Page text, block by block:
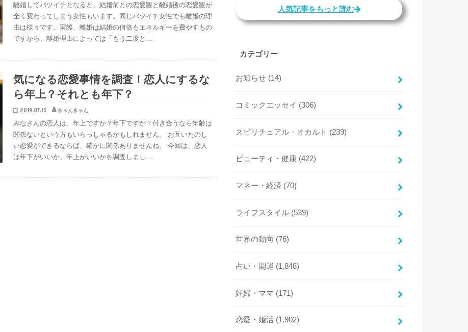
離婚してバツイチとなると、結婚前との恋愛観と離婚後の恋愛観が
全く変わってしまう女性もいます。同じバツイチ女性でも離婚の理
由は様々です。実際、離婚は結婚の何倍もエネルギーを費やすもの
ですから、離婚理由によっては「もう二度と…
気になる恋愛事情を調査！恋人にするな
ら年上？それとも年下？
2019.07.15 きゃんきゃん
みなさんの恋人は、年上ですか？年下ですか？付き合うなら年齢は
関係ないという方もいらっしゃるかもしれません。 お互いたのし
い恋愛ができるならば、確かに関係ありませんね。 今回は、恋人
は年下がいいか、年上がいいかを調査しまし…
人気記事をもっと読む
カテゴリー
お知らせ (14)
コミックエッセイ (306)
スピリチュアル・オカルト (239)
ビューティ・健康 (422)
マネー・経済 (70)
ライフスタイル (539)
世界の動向 (76)
占い・開運 (1,848)
妊婦・ママ (171)
恋愛・婚活 (1,902)